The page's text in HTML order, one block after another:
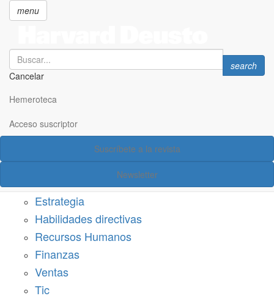
principal
menu
Search
Cancelar
Search
search
Hemeroteca
Acceso suscriptor
Suscríbete a la revista
Newsletter
Acceso suscriptor
Estrategia
Habilidades directivas
Recursos Humanos
Finanzas
Ventas
Tic